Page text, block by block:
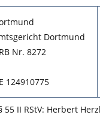
Dortmund
Nr. 8272
124910775
II RStV: Herbert